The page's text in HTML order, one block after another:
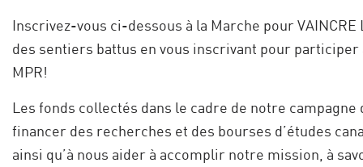
Inscrivez-vous ci-dessous à la Marche pour
des sentiers battus en vous inscrivant pour participer
MPR!
Les fonds collectés dans le cadre de notre
financer des recherches et des bourses d’études
ainsi qu’à nous aider à accomplir notre mission, à